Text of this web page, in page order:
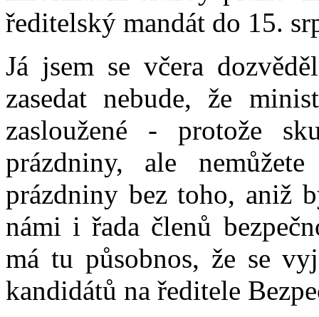
ředitelský mandát do 15.
Já jsem se včera
zasedat nebude, že
zasloužené - protože
prázdniny, ale
prázdniny bez toho, aniž
námi i řada členů
má tu působnos, že se
kandidátů na ředitele